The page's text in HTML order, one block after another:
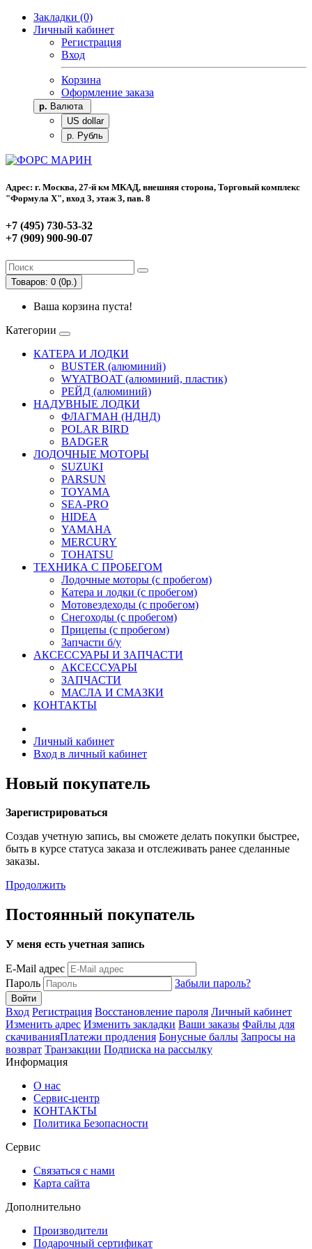
Закладки (0)
Личный кабинет
Регистрация
Вход
Корзина
Оформление заказа
р. Валюта
US dollar
р. Рубль
Адрес: г. Москва, 27-й км МКАД, внешняя сторона, Торговый комплекс
"Формула Х", вход 3, этаж 3, пав. 8
+7 (495) 730-53-32
+7 (909) 900-90-07
Товаров: 0 (0р.)
Ваша корзина пуста!
Категории
КАТЕРА И ЛОДКИ
BUSTER (алюминий)
WYATBOAT (алюминий, пластик)
РЕЙД (алюминий)
НАДУВНЫЕ ЛОДКИ
ФЛАГМАН (НДНД)
POLAR BIRD
BADGER
ЛОДОЧНЫЕ МОТОРЫ
SUZUKI
PARSUN
TOYAMA
SEA-PRO
HIDEA
YAMAHA
MERCURY
TOHATSU
ТЕХНИКА С ПРОБЕГОМ
Лодочные моторы (с пробегом)
Катера и лодки (с пробегом)
Мотовездеходы (с пробегом)
Снегоходы (с пробегом)
Прицепы (с пробегом)
Запчасти б/у
АКСЕССУАРЫ И ЗАПЧАСТИ
АКСЕССУАРЫ
ЗАПЧАСТИ
МАСЛА И СМАЗКИ
КОНТАКТЫ
Личный кабинет
Вход в личный кабинет
Новый покупатель
Зарегистрироваться
Создав учетную запись, вы сможете делать покупки быстрее,
быть в курсе статуса заказа и отслеживать ранее сделанные
заказы.
Продолжить
Постоянный покупатель
У меня есть учетная запись
E-Mail адрес
Пароль
Забыли пароль?
Вход Регистрация Восстановление пароля Личный кабинет
Изменить адрес Изменить закладки Ваши заказы Файлы для
скачиванияПлатежи продления Бонусные баллы Запросы на
возврат Транзакции Подписка на рассылку
Информация
О нас
Сервис-центр
КОНТАКТЫ
Политика Безопасности
Сервис
Связаться с нами
Карта сайта
Дополнительно
Производители
Подарочный сертификат